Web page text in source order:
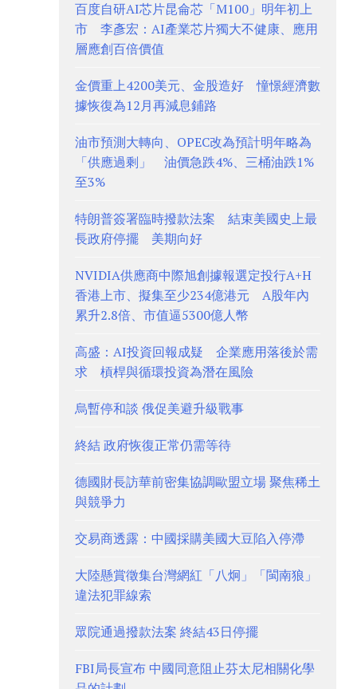
百度自研AI芯片昆侖芯「M100」明年初上
市 李彥宏：AI產業芯片獨大不健康、應用
層應創百倍價值
金價重上4200美元、金股造好 憧憬經濟數
據恢復為12月再減息鋪路
油市預測大轉向、OPEC改為預計明年略為
「供應過剩」 油價急跌4%、三桶油跌1%
至3%
特朗普簽署臨時撥款法案 結束美國史上最
長政府停擺 美期向好
NVIDIA供應商中際旭創據報選定投行A+H
香港上市、擬集至少234億港元 A股年內
累升2.8倍、市值逼5300億人幣
高盛：AI投資回報成疑 企業應用落後於需
求 槓桿與循環投資為潛在風險
烏暫停和談 俄促美避升級戰事
終結 政府恢復正常仍需等待
德國財長訪華前密集協調歐盟立場 聚焦稀土
與競爭力
交易商透露：中國採購美國大豆陷入停滯
大陸懸賞徵集台灣網紅「八炯」「閩南狼」
違法犯罪線索
眾院通過撥款法案 終結43日停擺
FBI局長宣布 中國同意阻止芬太尼相關化學